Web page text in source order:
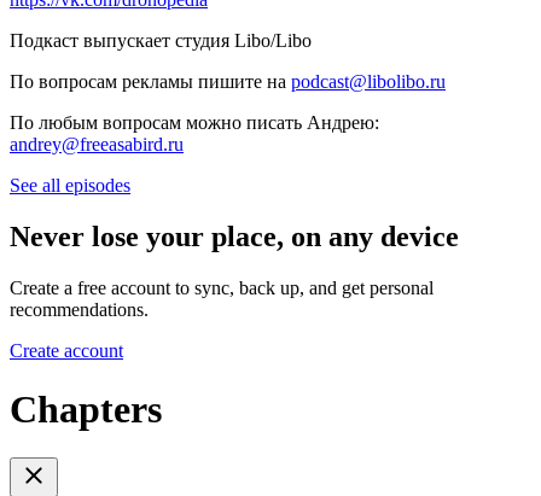
Подкаст выпускает студия Libo/Libo
По вопросам рекламы пишите на podcast@libolibo.ru
По любым вопросам можно писать Андрею:
andrey@freeasabird.ru
See all episodes
Never lose your place, on any device
Create a free account to sync, back up, and get personal
recommendations.
Create account
Chapters